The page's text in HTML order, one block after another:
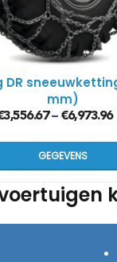
DR
mm)
3,556.67–€6,973.96
GEGEVENS